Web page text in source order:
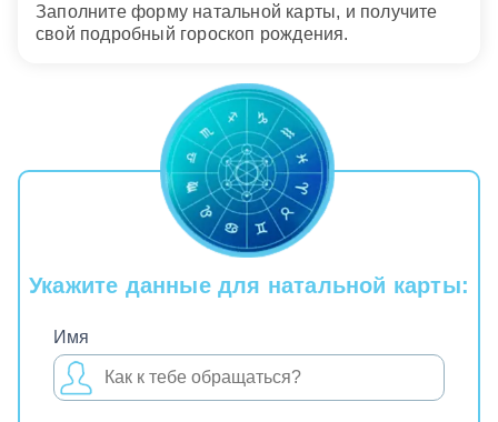
Заполните форму натальной карты, и получите
свой подробный гороскоп рождения.
Укажите данные для натальной карты:
Имя